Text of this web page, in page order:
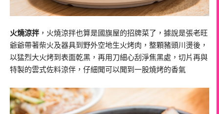
火燒涼拌 ，火燒涼拌也算是國旗屋的招牌菜了，據說是張老旺
爺爺帶著柴火及器具到野外空地生火烤肉，整顆豬頭川燙後，
以猛烈大火烤到表面乾黑，再用刀細心刮淨焦黑處，切片再與
特製的雲式佐料涼伴，仔細聞可以聞到一股燒烤的香氣